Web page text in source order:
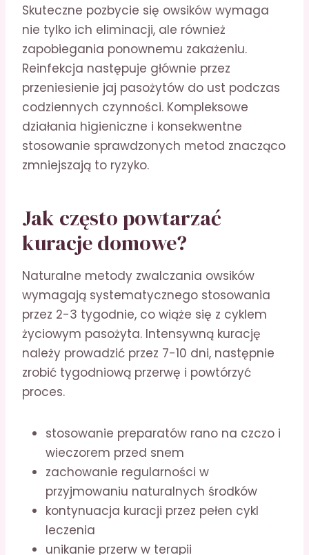
Skuteczne pozbycie się owsików wymaga
nie tylko ich eliminacji, ale również
zapobiegania ponownemu zakażeniu.
Reinfekcja następuje głównie przez
przeniesienie jaj pasożytów do ust podczas
codziennych czynności. Kompleksowe
działania higieniczne i konsekwentne
stosowanie sprawdzonych metod znacząco
zmniejszają to ryzyko.
Jak często powtarzać
kuracje domowe?
Naturalne metody zwalczania owsików
wymagają systematycznego stosowania
przez 2-3 tygodnie, co wiąże się z cyklem
życiowym pasożyta. Intensywną kurację
należy prowadzić przez 7-10 dni, następnie
zrobić tygodniową przerwę i powtórzyć
proces.
stosowanie preparatów rano na czczo i
wieczorem przed snem
zachowanie regularności w
przyjmowaniu naturalnych środków
kontynuacja kuracji przez pełen cykl
leczenia
unikanie przerw w terapii